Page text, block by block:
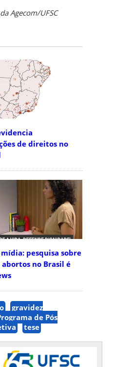
Agecom/UFSC
de direitos no
pesquisa sobre
no Brasil é
gravidez
de Pós
tese